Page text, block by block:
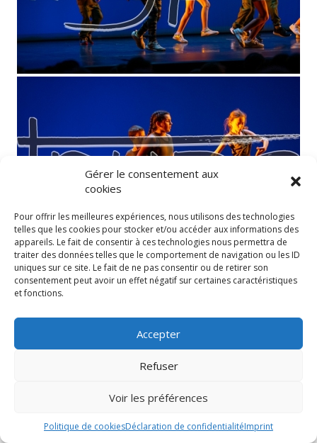
Gérer le consentement aux
cookies
Pour offrir les meilleures expériences, nous utilisons des technologies
telles que les cookies pour stocker et/ou accéder aux informations des
appareils. Le fait de consentir à ces technologies nous permettra de
traiter des données telles que le comportement de navigation ou les ID
uniques sur ce site. Le fait de ne pas consentir ou de retirer son
consentement peut avoir un effet négatif sur certaines caractéristiques
et fonctions.
Accepter
Refuser
Voir les préférences
Politique de cookiesDéclaration de confidentialitéImprint